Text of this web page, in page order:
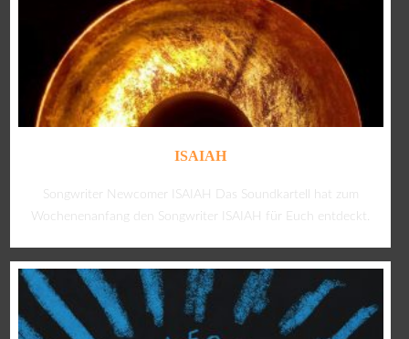
ISAIAH
Songwriter Newcomer ISAIAH Das Soundkartell hat zum
Wochenenanfang den Songwriter ISAIAH für Euch entdeckt.